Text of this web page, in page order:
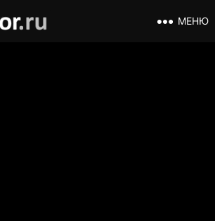
МЕНЮ